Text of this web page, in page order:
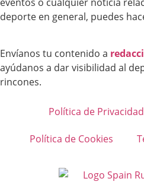
deporte en general, puedes
Envíanos tu contenido a
ayúdanos a dar visibilidad al
rincones.
Política de Privacidad
Política de Cookies